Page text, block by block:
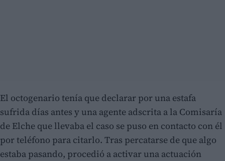
El octogenario tenía que declarar por una estafa
sufrida días antes y una agente adscrita a la Comisaría
de Elche que llevaba el caso se puso en contacto con él
por teléfono para citarlo. Tras percatarse de que algo
estaba pasando, procedió a activar una actuación